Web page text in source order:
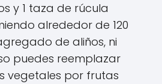
y 1 taza de rúcula
alrededor de 120
de aliños, ni
puedes reemplazar
vegetales por frutas